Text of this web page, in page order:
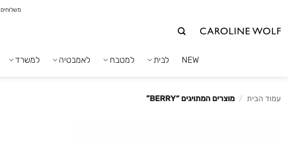
משלוחים חינם
NEW לבית למטבח לאמבטיה למשרד
עמוד הבית / מוצרים המתויגים “BERRY”